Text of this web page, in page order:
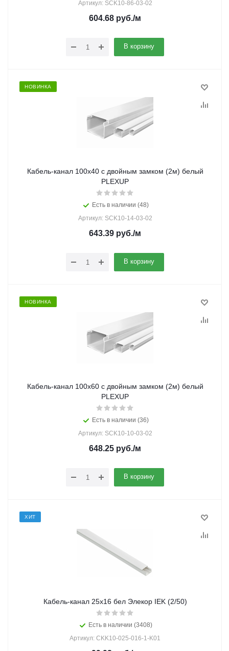
Артикул: SCK10-86-03-02
604.68 руб./м
В корзину
НОВИНКА
Кабель-канал 100х40 с двойным замком (2м) белый
PLEXUP
Есть в наличии (48)
Артикул: SCK10-14-03-02
643.39 руб./м
В корзину
НОВИНКА
Кабель-канал 100х60 с двойным замком (2м) белый
PLEXUP
Есть в наличии (36)
Артикул: SCK10-10-03-02
648.25 руб./м
В корзину
ХИТ
Кабель-канал 25х16 бел Элекор IEK (2/50)
Есть в наличии (3408)
Артикул: CKK10-025-016-1-K01